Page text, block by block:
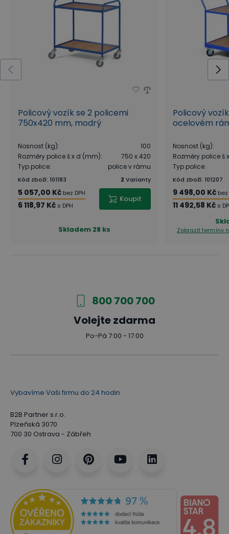
Policový vozík se 2 policemi
750x420 mm, modrý
Nosnost (kg):
100
Rozměry police š x d (mm):
750 x 420
Typ police: police v rámu
Kód zboží: 101183 2 Varianty
5 057,00 Kč bez DPH
6 118,97 Kč s DPH
Koupit
Skladem 28 ks
Policový
ocelovém
Nosnost (kg):
Rozměry police š
Typ police:
Kód zboží: 101207
9 498,00 Kč bez
11 492,58 Kč s
Zobrazit termíny
800 700 700
Volejte zdarma
Po-Pá 7:00 - 17:00
Vybavíme Vaši firmu do 24 hodin
B2B Partner s.r.o.
Plzeňská 3070
700 30 Ostrava - Zábřeh